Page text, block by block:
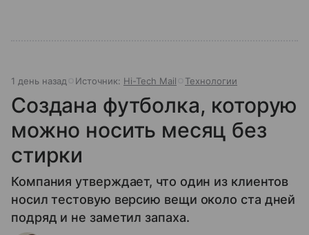
1 день назад Источник: Hi-Tech Mail Технологии
Создана футболка, которую
можно носить месяц без
стирки
Компания утверждает, что один из клиентов
носил тестовую версию вещи около ста дней
подряд и не заметил запаха.